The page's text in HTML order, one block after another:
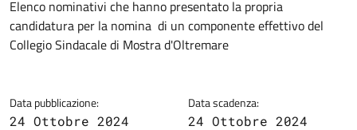
Dettagli della notizia
Elenco nominativi che hanno presentato la propria
candidatura per la nomina di un componente effettivo del
Collegio Sindacale di Mostra d'Oltremare
Data pubblicazione:
24 Ottobre 2024
Data scadenza:
24 Ottobre 2024